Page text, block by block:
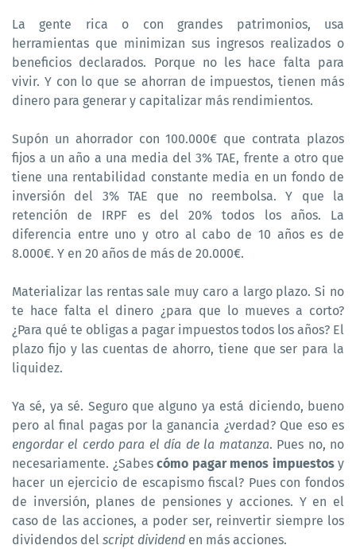
La gente rica o con grandes patrimonios, usa
herramientas que minimizan sus ingresos realizados o
beneficios declarados. Porque no les hace falta para
vivir. Y con lo que se ahorran de impuestos, tienen más
dinero para generar y capitalizar más rendimientos.
Supón un ahorrador con 100.000€ que contrata plazos
fijos a un año a una media del 3% TAE, frente a otro que
tiene una rentabilidad constante media en un fondo de
inversión del 3% TAE que no reembolsa. Y que la
retención de IRPF es del 20% todos los años. La
diferencia entre uno y otro al cabo de 10 años es de
8.000€. Y en 20 años de más de 20.000€.
Materializar las rentas sale muy caro a largo plazo. Si no
te hace falta el dinero ¿para que lo mueves a corto?
¿Para qué te obligas a pagar impuestos todos los años? El
plazo fijo y las cuentas de ahorro, tiene que ser para la
liquidez.
Ya sé, ya sé. Seguro que alguno ya está diciendo, bueno
pero al final pagas por la ganancia ¿verdad? Que eso es
engordar el cerdo para el día de la matanza. Pues no, no
necesariamente. ¿Sabes cómo pagar menos impuestosy
hacer un ejercicio de escapismo fiscal? Pues con fondos
de inversión, planes de pensiones y acciones. Y en el
caso de las acciones, a poder ser, reinvertir siempre los
dividendos del script dividend en más acciones.